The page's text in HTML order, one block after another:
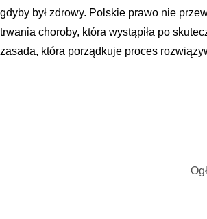
gdyby był zdrowy. Polskie prawo nie
trwania choroby, która wystąpiła po
zasada, która porządkuje proces